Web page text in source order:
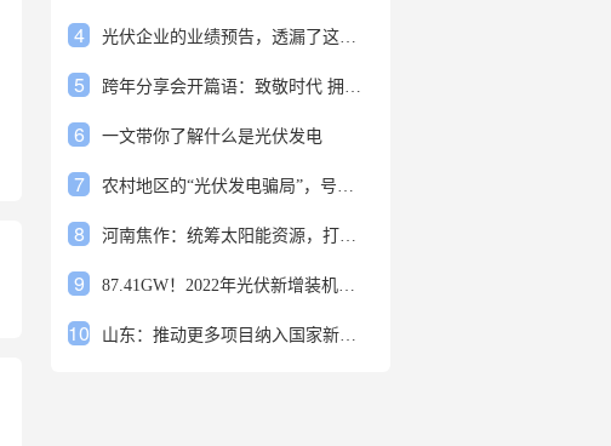
4 光伏企业的业绩预告，透漏了这些信号
5 跨年分享会开篇语：致敬时代 拥抱变革
6 一文带你了解什么是光伏发电
7 农村地区的“光伏发电骗局”，号称能用屋顶赚钱，不少人已经上当
8 河南焦作：统筹太阳能资源，打造百万千瓦级光伏基地
9 87.41GW！2022年光伏新增装机规模发布
10 山东：推动更多项目纳入国家新增风光大基地项目